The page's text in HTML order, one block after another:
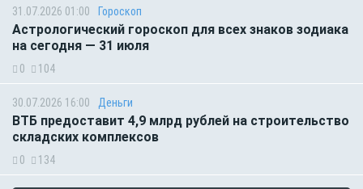
31.07.2026 01:00 Гороскоп
Астрологический гороскоп для всех знаков зодиака
на сегодня — 31 июля
0 104
30.07.2026 16:00 Деньги
ВТБ предоставит 4,9 млрд рублей на строительство
складских комплексов
0 134